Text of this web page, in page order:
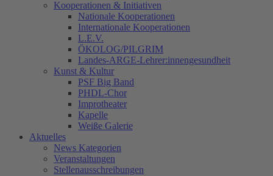
Kooperationen & Initiativen
Nationale Kooperationen
Internationale Kooperationen
L.E.V.
ÖKOLOG/PILGRIM
Landes-ARGE-Lehrer:innengesundheit
Kunst & Kultur
PSF Big Band
PHDL-Chor
Improtheater
Kapelle
Weiße Galerie
Aktuelles
News Kategorien
Veranstaltungen
Stellenausschreibungen